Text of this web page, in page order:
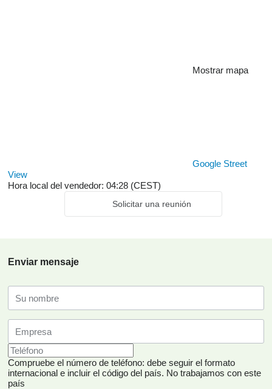
Mostrar mapa
Google Street
View
Hora local del vendedor: 04:28 (CEST)
Solicitar una reunión
Enviar mensaje
Compruebe el número de teléfono: debe seguir el formato
internacional e incluir el código del país. No trabajamos con este
país